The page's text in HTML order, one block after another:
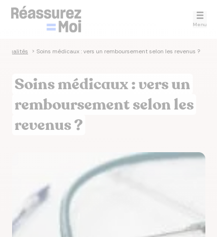
Menu
Actualités > Soins médicaux : vers un remboursement selon les revenus ?
Soins médicaux : vers un
remboursement selon les
revenus ?